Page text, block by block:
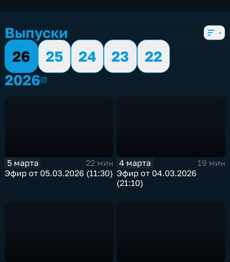
Выпуски
26
25 24 23
22
20262026
5 марта
22 мин
Эфир от 05.03.2026 (11:30)
4 марта
19 мин
Эфир от 04.03.2026
(21:10)